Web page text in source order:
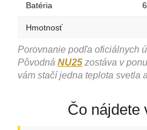
Batéria
Hmotnosť
Porovnanie podľa oficiálnych
Pôvodná NU25 zostáva v
vám stačí jedna teplota svetla
Čo nájdete